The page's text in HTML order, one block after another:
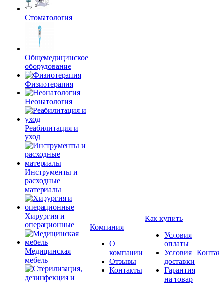
Стоматология
Общемедицинское
оборудование
Физиотерапия
Неонатология
Реабилитация и
уход
Инструменты и
расходные
материалы
Хирургия и
операционные
Медицинская
мебель
Компания
О
компании
Отзывы
Контакты
Как купить
Условия
оплаты
Условия
доставки
Гарантия
на товар